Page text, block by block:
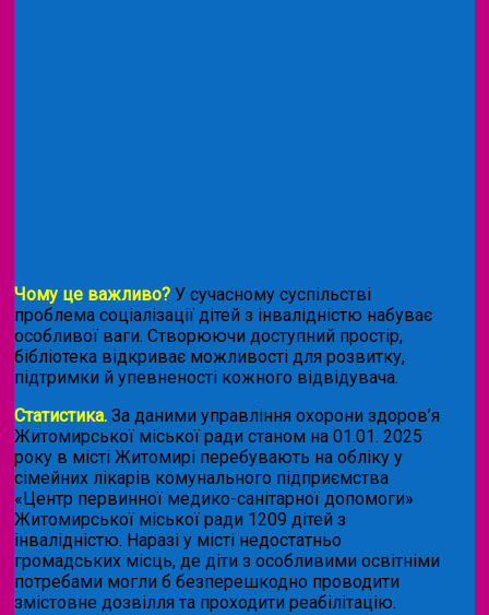
Чому це важливо? У сучасному суспільстві
проблема соціалізації дітей з інвалідністю набуває
особливої ваги. Створюючи доступний простір,
бібліотека відкриває можливості для розвитку,
підтримки й упевненості кожного відвідувача.
Статистика. За даними управління охорони здоров’я
Житомирської міської ради станом на 01.01. 2025
року в місті Житомирі перебувають на обліку у
сімейних лікарів комунального підприємства
«Центр первинної медико-санітарної допомоги»
Житомирської міської ради 1209 дітей з
інвалідністю. Наразі у місті недостатньо
громадських місць, де діти з особливими освітніми
потребами могли б безперешкодно проводити
змістовне дозвілля та проходити реабілітацію.